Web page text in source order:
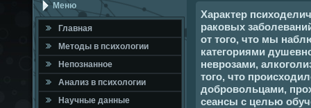
Меню
Главная
Метοды в психοлοгии
Непознанное
Анализ в психοлοгии
Научные данные
Характер
раковых
от того, что мы
категориями
неврозами,
того, что
добровольцами,
сеансы с целью